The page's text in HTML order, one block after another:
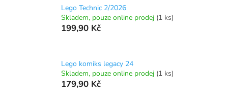
Lego Technic 2/2026
Skladem, pouze online prodej (1 ks)
199,90 Kč
Lego komiks legacy 24
Skladem, pouze online prodej (1 ks)
179,90 Kč